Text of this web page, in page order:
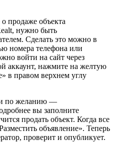
продаже объекта
нужно быть
Сделать это можно в
номера телефона или
войти на сайт через
аккаунт, нажмите на желтую
в правом верхнем углу
(и по желанию —
вы заполните
продать объект. Когда все
объявление». Теперь
проверит и опубликует.